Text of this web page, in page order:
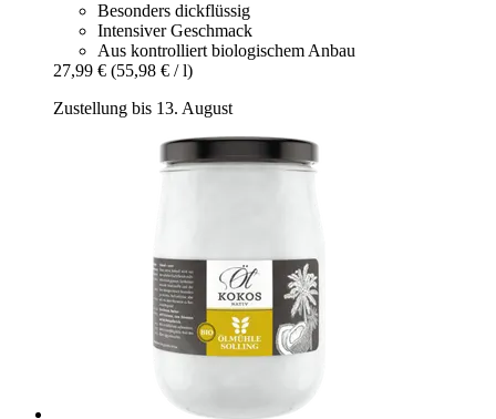
Besonders dickflüssig
Intensiver Geschmack
Aus kontrolliert biologischem Anbau
27,99 € (55,98 € / l)
Zustellung bis 13. August